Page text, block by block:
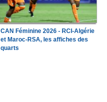
CAN Féminine 2026 - RCI-Algérie
et Maroc-RSA, les affiches des
quarts